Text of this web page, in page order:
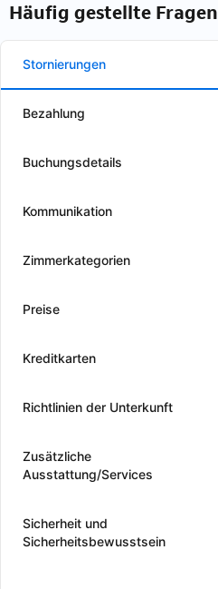
Häufig gestellte Fragen
Stornierungen
Bezahlung
Buchungsdetails
Kommunikation
Zimmerkategorien
Preise
Kreditkarten
Richtlinien der Unterkunft
Zusätzliche
Ausstattung/Services
Sicherheit und
Sicherheitsbewusstsein